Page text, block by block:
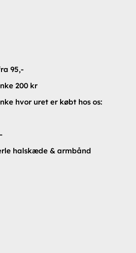
95,-
200 kr
hvor uret er købt hos os:
halskæde & armbånd